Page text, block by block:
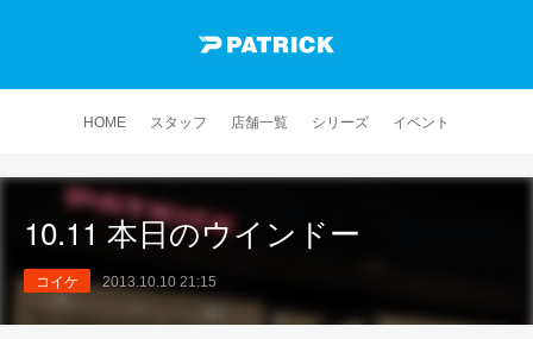
HOME スタッフ 店舗一覧 シリーズ イベント
10.11 本日のウインドー
コイケ 2013.10.10 21:15